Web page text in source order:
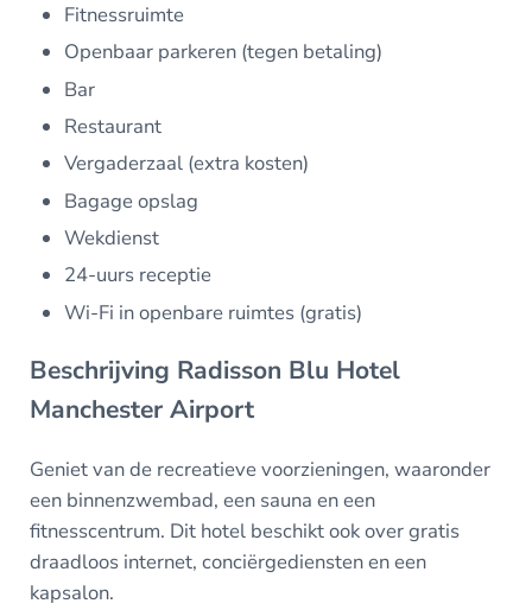
Fitnessruimte
Openbaar parkeren (tegen betaling)
Bar
Restaurant
Vergaderzaal (extra kosten)
Bagage opslag
Wekdienst
24-uurs receptie
Wi-Fi in openbare ruimtes (gratis)
Beschrijving Radisson Blu Hotel
Manchester Airport
Geniet van de recreatieve voorzieningen, waaronder
een binnenzwembad, een sauna en een
fitnesscentrum. Dit hotel beschikt ook over gratis
draadloos internet, conciërgediensten en een
kapsalon.